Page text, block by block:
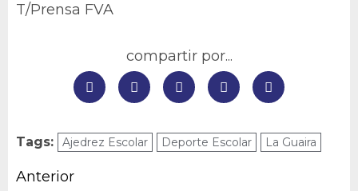
T/Prensa FVA
compartir por...
Tags: Ajedrez Escolar Deporte Escolar La Guaira
Navegación
Anterior